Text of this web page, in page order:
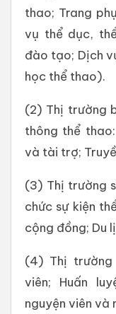
thao; Trang
vụ thể dục,
đào tạo; Dịch
học thể thao).
(2) Thị trường
thông thể
và tài trợ;
(3) Thị trường
chức sự kiện
cộng đồng; Du
(4) Thị trường
viên; Huấn
nguyện viên và